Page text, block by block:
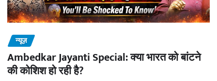
न्यूज़
Ambedkar Jayanti Special: क्या भारत को बांटने
की कोशिश हो रही है?